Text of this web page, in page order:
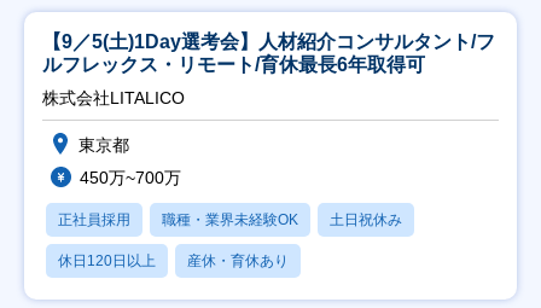
【9／5(土)1Day選考会】人材紹介コンサルタント/フ
ルフレックス・リモート/育休最長6年取得可
株式会社LITALICO
東京都
450万~700万
正社員採用 職種・業界未経験OK 土日祝休み
休日120日以上 産休・育休あり